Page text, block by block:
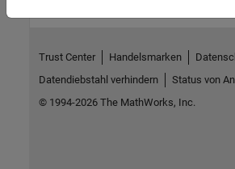
Trust Center Handelsmarken
Datendiebstahl verhindern
Status von
© 1994-2026 The MathWorks, Inc.